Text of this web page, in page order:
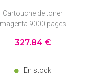
Cartouche de toner
magenta 9000 pages
327.84 €
En stock